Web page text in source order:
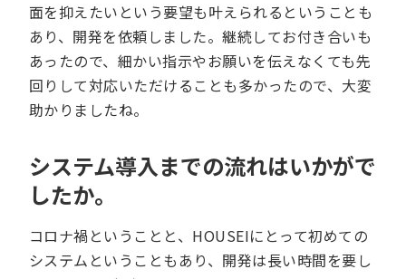
面を抑えたいという要望も叶えられるということも
あり、開発を依頼しました。継続してお付き合いも
あったので、細かい指示やお願いを伝えなくても先
回りして対応いただけることも多かったので、大変
助かりましたね。
システム導入までの流れはいかがで
したか。
コロナ禍ということと、HOUSEIにとって初めての
システムということもあり、開発は長い時間を要し